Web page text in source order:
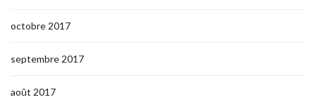
octobre 2017
septembre 2017
août 2017